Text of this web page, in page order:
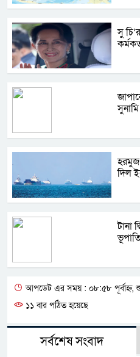
সু
হরমুজ
দিল
টানা
আপডেট এর সময় : ০৮:৫৮ পূর্বাহ্ন,
১১ বার পঠিত হয়েছে
সর্বশেষ সংবাদ